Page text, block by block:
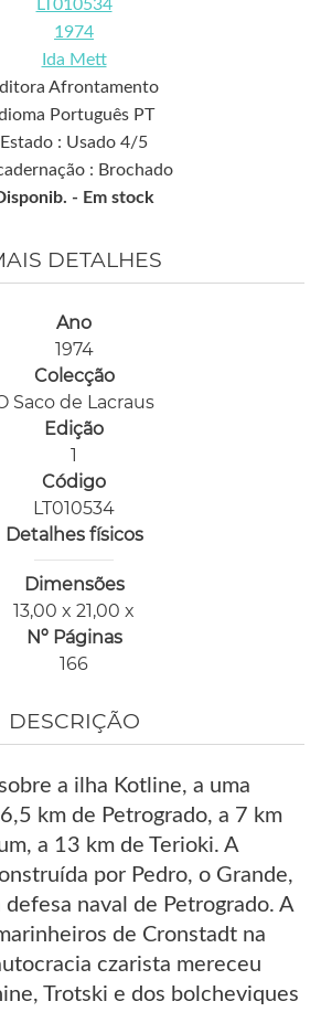
LT010534
1974
Ida Mett
Afrontamento
Português PT
Estado : Usado 4/5
: Brochado
- Em stock
DETALHES
Ano
1974
Colecção
Saco de Lacraus
Edição
1
Código
LT010534
Detalhes físicos
Dimensões
13,00 x 21,00 x
Nº Páginas
166
DESCRIÇÃO
a ilha Kotline, a uma
km de Petrogrado, a 7 km
a 13 km de Terioki. A
por Pedro, o Grande,
naval de Petrogrado. A
de Cronstadt na
czarista mereceu
Trotski e dos bolcheviques